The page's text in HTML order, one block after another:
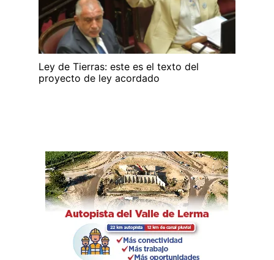
Ley de Tierras: este es el texto del
proyecto de ley acordado